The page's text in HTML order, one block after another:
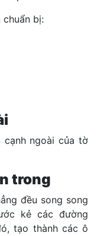
chuẩn bị:
ngoài của tờ
trong
đều song song
kẻ các đường
tạo thành các ô